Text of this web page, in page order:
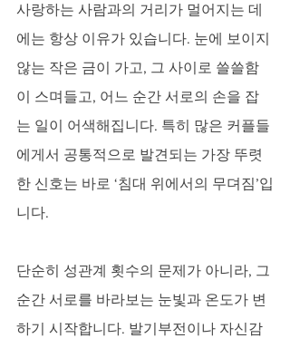
사랑하는 사람과의 거리가 멀어지는 데
에는 항상 이유가 있습니다. 눈에 보이지
않는 작은 금이 가고, 그 사이로 쓸쓸함
이 스며들고, 어느 순간 서로의 손을 잡
는 일이 어색해집니다. 특히 많은 커플들
에게서 공통적으로 발견되는 가장 뚜렷
한 신호는 바로 ‘침대 위에서의 무뎌짐’입
니다.
단순히 성관계 횟수의 문제가 아니라, 그
순간 서로를 바라보는 눈빛과 온도가 변
하기 시작합니다. 발기부전이나 자신감